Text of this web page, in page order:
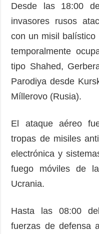
ADICIONAL
Podcasts
Publicaciones
Entrevistas
Fotos
Video
Releases
Desde las 18:00
invasores rusos
con un misil balístico
temporalmente
tipo Shahed,
Parodiya desde
Míllerovo (Rusia).
El ataque aéreo
tropas de misiles
electrónica y
fuego móviles de
Ucrania.
Hasta las 08:00
fuerzas de defensa